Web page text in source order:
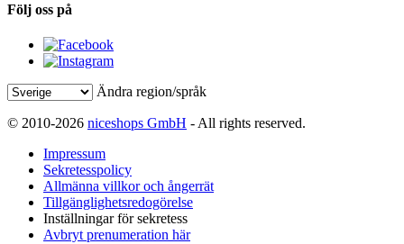
Följ oss på
Ändra region/språk
© 2010-2026 niceshops GmbH - All rights reserved.
Impressum
Sekretesspolicy
Allmänna villkor och ångerrät
Tillgänglighetsredogörelse
Inställningar för sekretess
Avbryt prenumeration här